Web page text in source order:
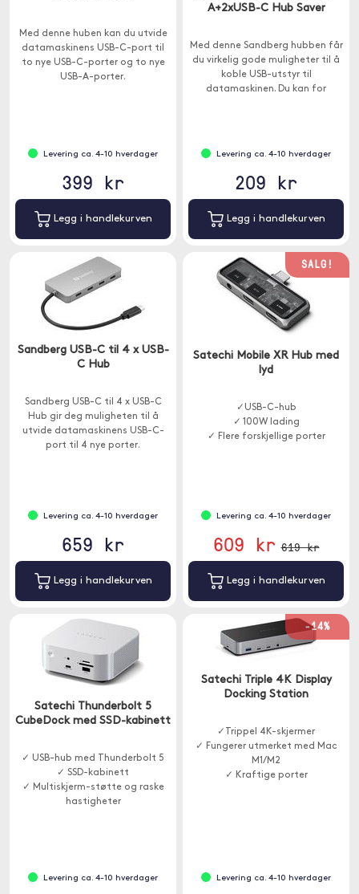
Med denne huben kan du utvide
datamaskinens USB-C-port til
to nye USB-C-porter og to nye
USB-A-porter.
Levering ca. 4-10 hverdager
399 kr
Legg i handlekurven
A+2xUSB-C Hub Saver
Med denne Sandberg hubben får
du virkelig gode muligheter til å
koble USB-utstyr til
datamaskinen. Du kan for
Levering ca. 4-10 hverdager
209 kr
Legg i handlekurven
Sandberg USB-C til 4 x USB-
C Hub
Sandberg USB-C til 4 x USB-C
Hub gir deg muligheten til å
utvide datamaskinens USB-C-
port til 4 nye porter.
Levering ca. 4-10 hverdager
659 kr
Legg i handlekurven
SALG!
Satechi Mobile XR Hub med
lyd
✓USB-C-hub
✓ 100W lading
✓ Flere forskjellige porter
Levering ca. 4-10 hverdager
609 kr 619 kr
Legg i handlekurven
Satechi Thunderbolt 5
CubeDock med SSD-kabinett
✓ USB-hub med Thunderbolt 5
✓ SSD-kabinett
✓ Multiskjerm-støtte og raske
hastigheter
Levering ca. 4-10 hverdager
-14%
Satechi Triple 4K Display
Docking Station
✓Trippel 4K-skjermer
✓ Fungerer utmerket med Mac
M1/M2
✓ Kraftige porter
Levering ca. 4-10 hverdager